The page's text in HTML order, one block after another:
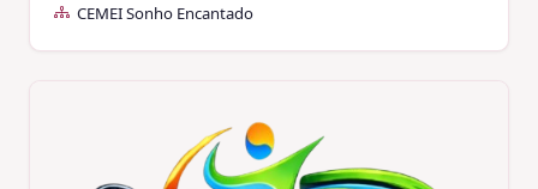
CEMEI Sonho Encantado